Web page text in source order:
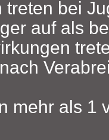
treten bei
auf als
mehr als 1